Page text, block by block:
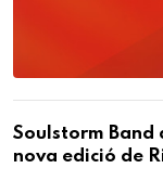
Soulstorm Band
nova edició de